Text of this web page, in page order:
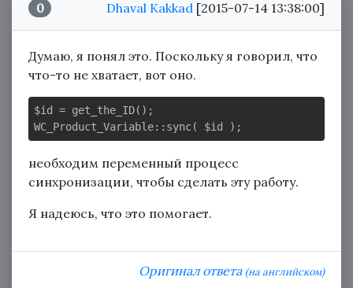
0 Dhaval Kakkad [2015-07-14 13:38:00]
Думаю, я понял это. Поскольку я говорил, что
что-то не хватает, вот оно.
$id = get_the_ID();
необходим переменный процесс
синхронизации, чтобы сделать эту работу.
Я надеюсь, что это помогает.
Оригинал ответа (на английском)